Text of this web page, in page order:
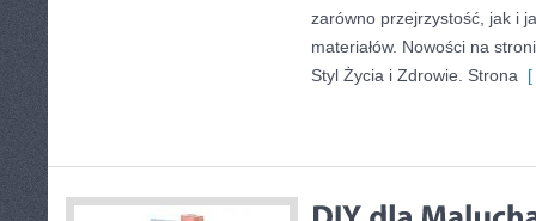
zarówno przejrzystość, jak i
materiałów. Nowości na
Styl Życia i Zdrowie. Strona [